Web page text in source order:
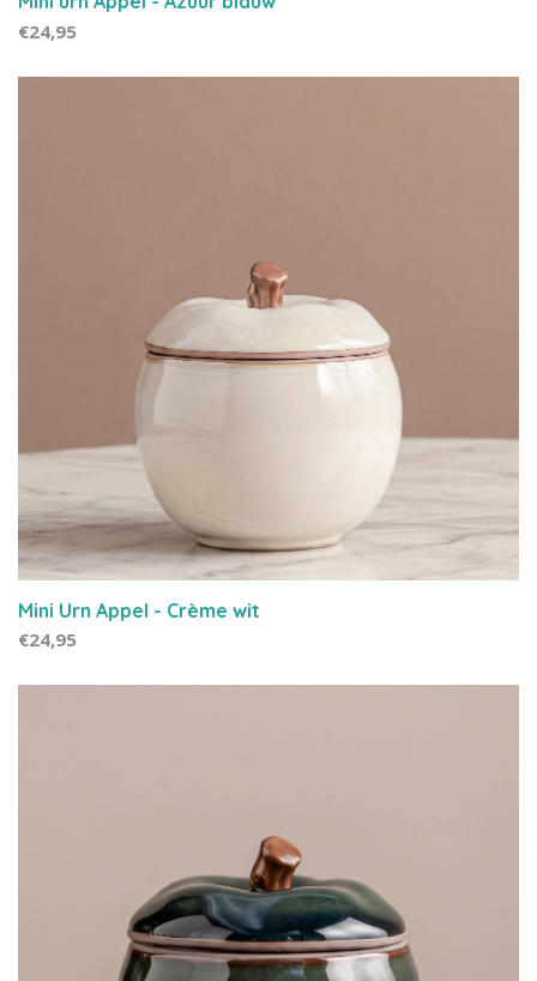
€24,95
Mini Urn Appel - Crème wit
€24,95